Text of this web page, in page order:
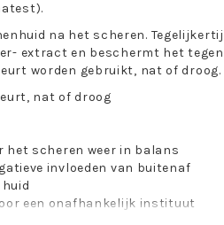
na het scheren.
extract en beschermt het
worden gebruikt, nat of droog.
nat of droog
het scheren weer in balans
invloeden van buitenaf
een onafhankelijk instituut